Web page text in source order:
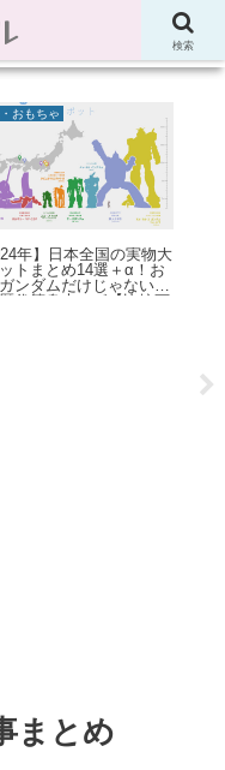
較サイト。でしたが最近は雑
生活
ツマイクロフィルター ピュ
リフリーの取り付け＆レビュ
ー
まとめ
検索